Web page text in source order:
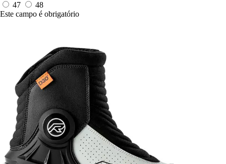
47
48
Este campo é obrigatório